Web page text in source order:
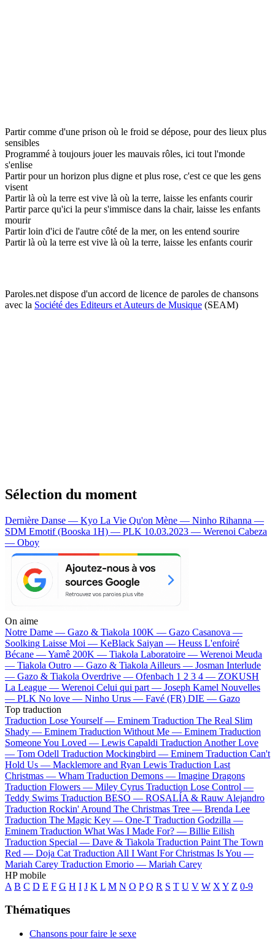
Partir comme d'une prison où le froid se dépose, pour des lieux plus
sensibles
Programmé à toujours jouer les mauvais rôles, ici tout l'monde
s'enlise
Partir pour un horizon plus digne et plus rose, c'est ce que les gens
visent
Partir là où la terre est vive là où la terre, laisse les enfants courir
Partir parce qu'ici la peur s'immisce dans la chair, laisse les enfants
mourir
Partir loin d'ici de l'autre côté de la mer, on les entend sourire
Partir là où la terre est vive là où la terre, laisse les enfants courir
Paroles.net dispose d'un accord de licence de paroles de chansons
avec la Société des Editeurs et Auteurs de Musique (SEAM)
Sélection du moment
Dernière Danse — Kyo La Vie Qu'on Mène — Ninho Rihanna —
SDM Emotif (Booska 1H) — PLK 10.03.2023 — Werenoi Cabeza
— Oboy
On aime
Notre Dame — Gazo & Tiakola 100K — Gazo Casanova —
Soolking Laisse Moi — KeBlack Saiyan — Heuss L'enfoiré
Bécane —Yamê 200K — Tiakola Laboratoire — Werenoi Meuda
— Tiakola Outro — Gazo & Tiakola Ailleurs — Josman Interlude
— Gazo & Tiakola Overdrive — Ofenbach 1 2 3 4 — ZOKUSH
La League — Werenoi Celui qui part — Joseph Kamel Nouvelles
— PLK No love — Ninho Urus — Favé (FR) DIE — Gazo
Top traduction
Traduction Lose Yourself — Eminem Traduction The Real Slim
Shady — Eminem Traduction Without Me — Eminem Traduction
Someone You Loved — Lewis Capaldi Traduction Another Love
— Tom Odell Traduction Mockingbird — Eminem Traduction Can't
Hold Us — Macklemore and Ryan Lewis Traduction Last
Christmas — Wham Traduction Demons — Imagine Dragons
Traduction Flowers — Miley Cyrus Traduction Lose Control —
Teddy Swims Traduction BESO — ROSALÍA & Rauw Alejandro
Traduction Rockin' Around The Christmas Tree — Brenda Lee
Traduction The Magic Key — One-T Traduction Godzilla —
Eminem Traduction What Was I Made For? — Billie Eilish
Traduction Special — Dave & Tiakola Traduction Paint The Town
Red — Doja Cat Traduction All I Want For Christmas Is You —
Mariah Carey Traduction Emorio — Mariah Carey
HP mobile
A B C D E F G H I J K L M N O P Q R S T U V W X Y Z 0-9
Thématiques
Chansons pour faire le sexe